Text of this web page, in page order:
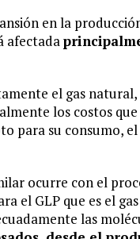
en la
afectada
el gas
los costos
para su consumo,
ocurre con el
el GLP que es el
las